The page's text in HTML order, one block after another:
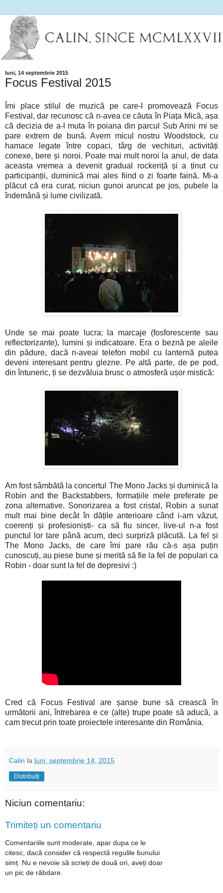
luni, 14 septembrie 2015
Focus Festival 2015
Îmi place stilul de muzică pe care-l promovează Focus
Festival, dar recunosc că n-avea ce căuta în Piața Mică, așa
că decizia de a-l muta în poiana din parcul Sub Arini mi se
pare extrem de bună. Avem micul nostru Woodstock, cu
hamace legate între copaci, târg de vechituri, activități
conexe, bere și noroi. Poate mai mult noroi la anul, de data
aceasta vremea a devenit gradual rockeriță și a ținut cu
participanții, duminică mai ales fiind o zi foarte faină. Mi-a
plăcut că era curat, niciun gunoi aruncat pe jos, pubele la
îndemână și lume civilizată.
Unde se mai poate lucra: la marcaje (fosforescente sau
reflectorizante), lumini și indicatoare. Era o beznă pe aleile
din pădure, dacă n-aveai telefon mobil cu lanternă putea
deveni interesant pentru glezne. Pe altă parte, de pe pod,
din întuneric, ți se dezvăluia brusc o atmosferă ușor mistică:
Am fost sâmbătă la concertul The Mono Jacks și duminică la
Robin and the Backstabbers, formațiile mele preferate pe
zona alternative. Sonorizarea a fost cristal, Robin a sunat
mult mai bine decât în dățile anterioare când i-am văzut,
coerenți și profesioniști- ca să fiu sincer, live-ul n-a fost
punctul lor tare până acum, deci surpriză plăcută. La fel și
The Mono Jacks, de care îmi pare rău că-s așa puțin
cunoscuți, au piese bune și merită să fie la fel de populari ca
Robin - doar sunt la fel de depresivi :)
Cred că Focus Festival are șanse bune să crească în
următorii ani, întrebarea e ce (alte) trupe poate să aducă, a
cam trecut prin toate proiectele interesante din România.
Calin la luni, septembrie 14, 2015
Distribuiți
Niciun comentariu:
Trimiteți un comentariu
Comentariile sunt moderate, apar dupa ce le
citesc, dacă consider că respectă regulile bunului
simț. Nu e nevoie să scrieți de două ori, aveți doar
un pic de răbdare.